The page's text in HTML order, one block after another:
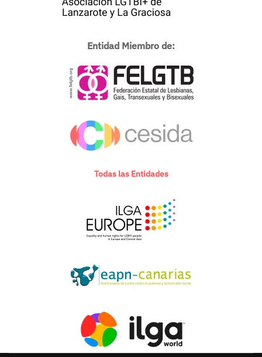
Entidad Miembro de:
Todas las Entidades